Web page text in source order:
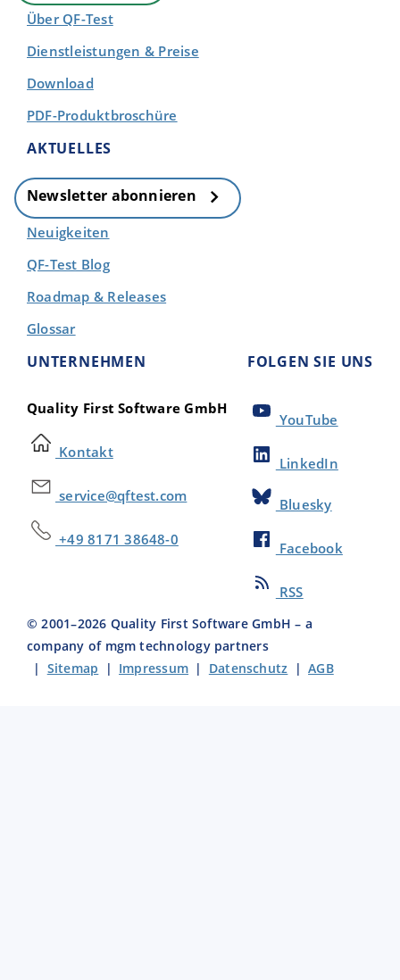
Über QF-Test
Dienstleistungen & Preise
Download
PDF-Produktbroschüre
AKTUELLES
Newsletter abonnieren
Neuigkeiten
QF-Test Blog
Roadmap & Releases
Glossar
UNTERNEHMEN
Quality First Software GmbH
Kontakt
service@qftest.com
+49 8171 38648-0
FOLGEN SIE UNS
YouTube
LinkedIn
Bluesky
Facebook
RSS
© 2001–2026 Quality First Software GmbH – a
company of mgm technology partners
| Sitemap | Impressum | Datenschutz |AGB